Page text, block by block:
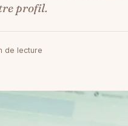
profil.
de lecture